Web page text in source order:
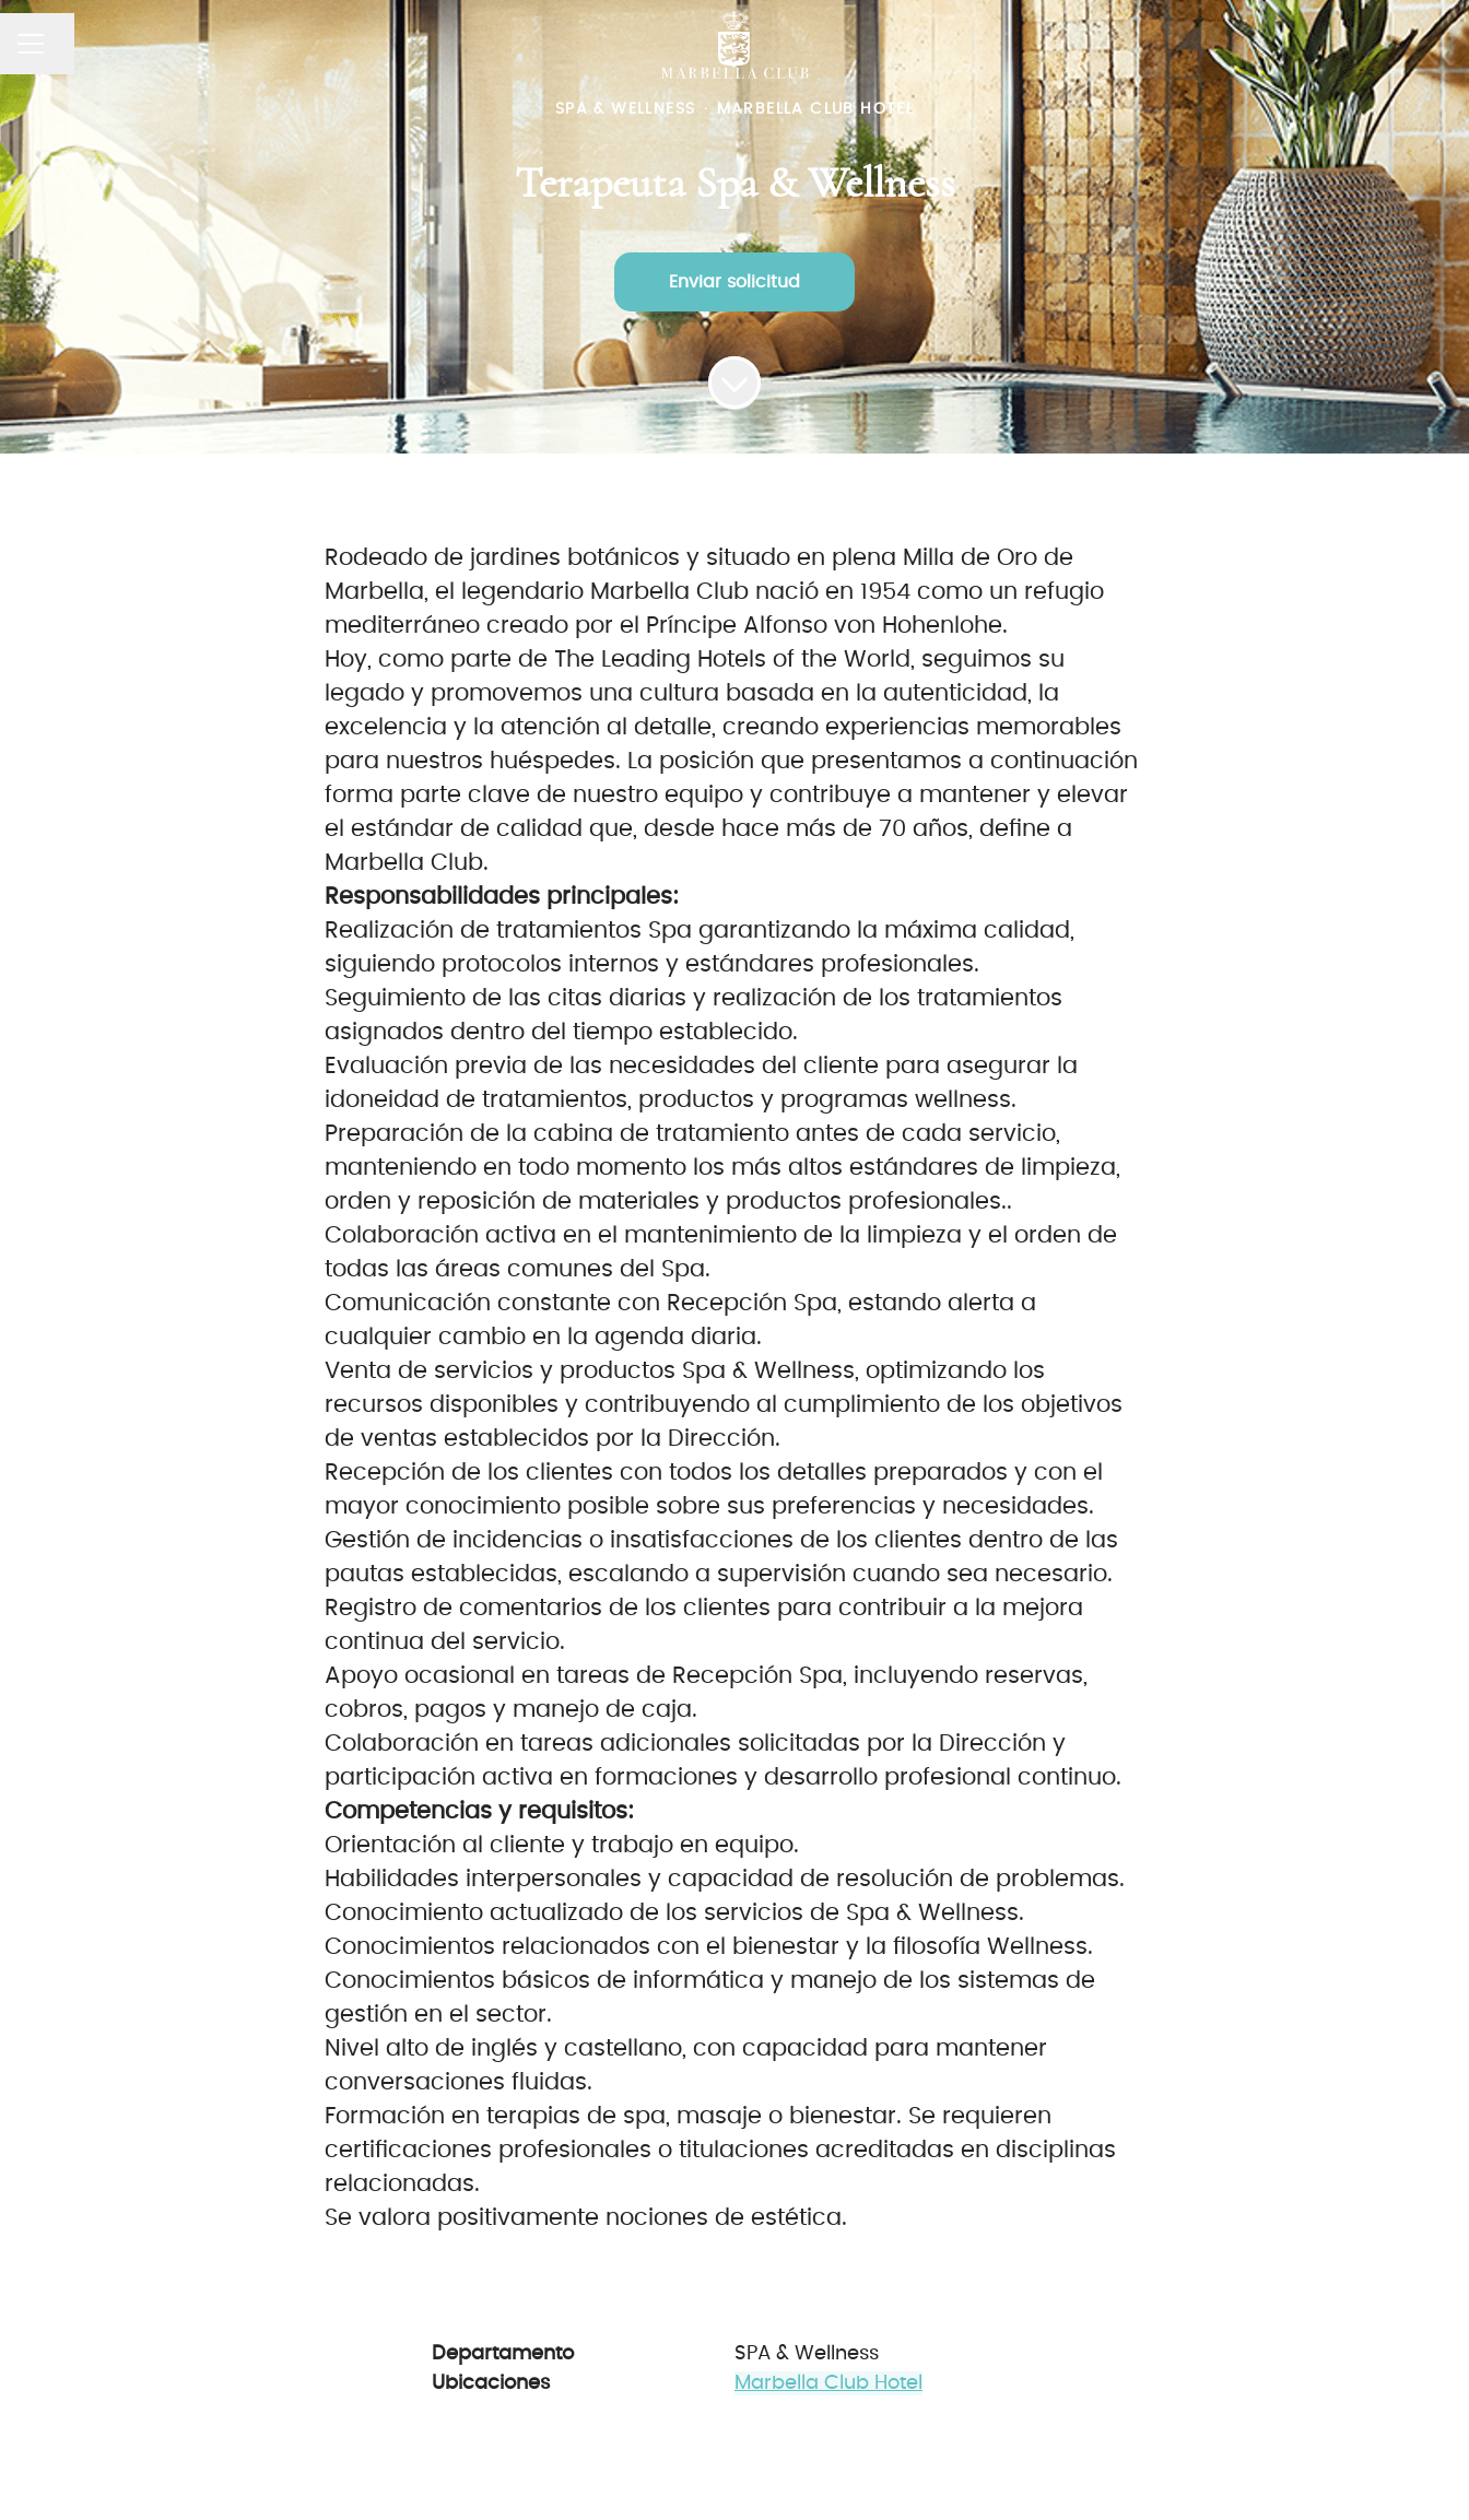
MENÚ DE EMPLEO
Compartir página
SPA & WELLNESS · MARBELLA CLUB HOTEL
Terapeuta Spa & Wellness
Enviar solicitud
Rodeado de jardines botánicos y situado en plena Milla de Oro de
Marbella, el legendario Marbella Club nació en 1954 como un refugio
mediterráneo creado por el Príncipe Alfonso von Hohenlohe.
Hoy, como parte de The Leading Hotels of the World, seguimos su
legado y promovemos una cultura basada en la autenticidad, la
excelencia y la atención al detalle, creando experiencias memorables
para nuestros huéspedes. La posición que presentamos a continuación
forma parte clave de nuestro equipo y contribuye a mantener y elevar
el estándar de calidad que, desde hace más de 70 años, define a
Marbella Club.
Responsabilidades principales:
Realización de tratamientos Spa garantizando la máxima calidad,
siguiendo protocolos internos y estándares profesionales.
Seguimiento de las citas diarias y realización de los tratamientos
asignados dentro del tiempo establecido.
Evaluación previa de las necesidades del cliente para asegurar la
idoneidad de tratamientos, productos y programas wellness.
Preparación de la cabina de tratamiento antes de cada servicio,
manteniendo en todo momento los más altos estándares de limpieza,
orden y reposición de materiales y productos profesionales..
Colaboración activa en el mantenimiento de la limpieza y el orden de
todas las áreas comunes del Spa.
Comunicación constante con Recepción Spa, estando alerta a
cualquier cambio en la agenda diaria.
Venta de servicios y productos Spa & Wellness, optimizando los
recursos disponibles y contribuyendo al cumplimiento de los objetivos
de ventas establecidos por la Dirección.
Recepción de los clientes con todos los detalles preparados y con el
mayor conocimiento posible sobre sus preferencias y necesidades.
Gestión de incidencias o insatisfacciones de los clientes dentro de las
pautas establecidas, escalando a supervisión cuando sea necesario.
Registro de comentarios de los clientes para contribuir a la mejora
continua del servicio.
Apoyo ocasional en tareas de Recepción Spa, incluyendo reservas,
cobros, pagos y manejo de caja.
Colaboración en tareas adicionales solicitadas por la Dirección y
participación activa en formaciones y desarrollo profesional continuo.
Competencias y requisitos:
Orientación al cliente y trabajo en equipo.
Habilidades interpersonales y capacidad de resolución de problemas.
Conocimiento actualizado de los servicios de Spa & Wellness.
Conocimientos relacionados con el bienestar y la filosofía Wellness.
Conocimientos básicos de informática y manejo de los sistemas de
gestión en el sector.
Nivel alto de inglés y castellano, con capacidad para mantener
conversaciones fluidas.
Formación en terapias de spa, masaje o bienestar. Se requieren
certificaciones profesionales o titulaciones acreditadas en disciplinas
relacionadas.
Se valora positivamente nociones de estética.
Departamento
SPA & Wellness
Ubicaciones
Marbella Club Hotel